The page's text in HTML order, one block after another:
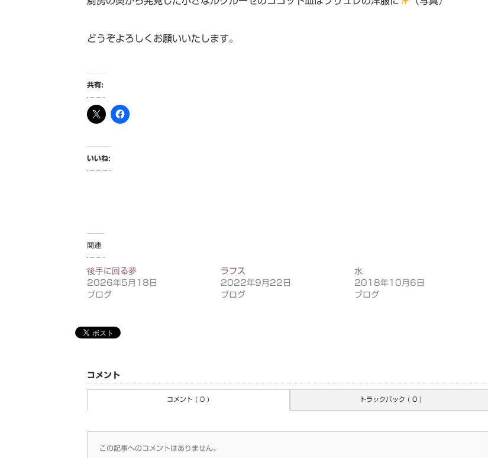
どうぞよろしくお願いいたします。
共有:
いいね:
関連
後手に回る夢
2026年5月18日
ブログ
ラフス
2022年9月22日
ブログ
水
2018年10月6日
ブログ
コメント
コメント ( 0 ) トラックバック ( 0 )
この記事へのコメントはありません。